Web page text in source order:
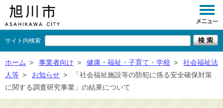
サイト内検索
くらし
ホーム > 事業者向け > 健康・福祉・子育て・学校 >
社会福祉法
人等 > お知らせ >
「社会福祉施設等の防犯に係る安全確保対策
に関する調査研究事業」の結果について